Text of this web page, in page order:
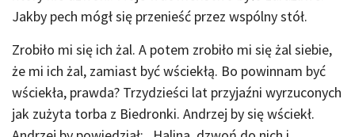
Jakby pech mógł się przenieść przez wspólny stół.
Zrobiło mi się ich żal. A potem zrobiło mi się żal siebie,
że mi ich żal, zamiast być wściekłą. Bo powinnam być
wściekła, prawda? Trzydzieści lat przyjaźni wyrzuconych
jak zużyta torba z Biedronki. Andrzej by się wściekł.